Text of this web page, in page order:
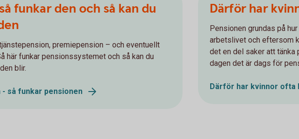
funkar den och så kan du
premiepension – och eventuellt
här funkar pensionssystemet och så kan du
blir.
så funkar pensionen
Därför har
Pensionen grundas på
arbetslivet och eftersom
det en del saker att
dagen det är dags för
Därför har kvinnor ofta